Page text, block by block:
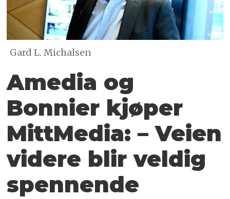
Gard L. Michalsen
Amedia og
Bonnier kjøper
MittMedia: – Veien
videre blir veldig
spennende